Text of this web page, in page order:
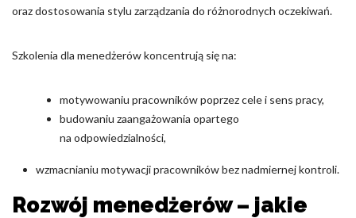
oraz dostosowania stylu zarządzania do różnorodnych oczekiwań.
Szkolenia dla menedżerów koncentrują się na:
motywowaniu pracowników poprzez cele i sens pracy,
budowaniu zaangażowania opartego
na odpowiedzialności,
wzmacnianiu motywacji pracowników bez nadmiernej kontroli.
Rozwój menedżerów – jakie